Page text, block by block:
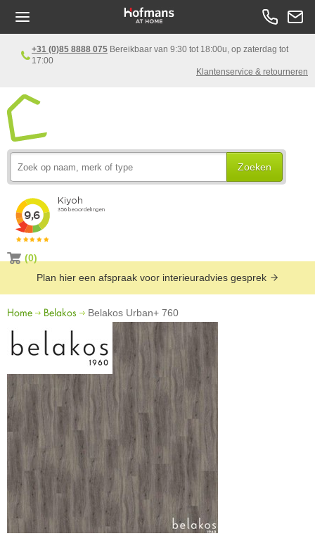
+31 (0)85 8888 075 Bereikbaar van 9:30 tot 18:00u, op zaterdag tot
17:00
Klantenservice & retourneren
Zoeken
(0)
Plan hier een afspraak voor interieuradvies gesprek
Home Belakos Belakos Urban+ 760